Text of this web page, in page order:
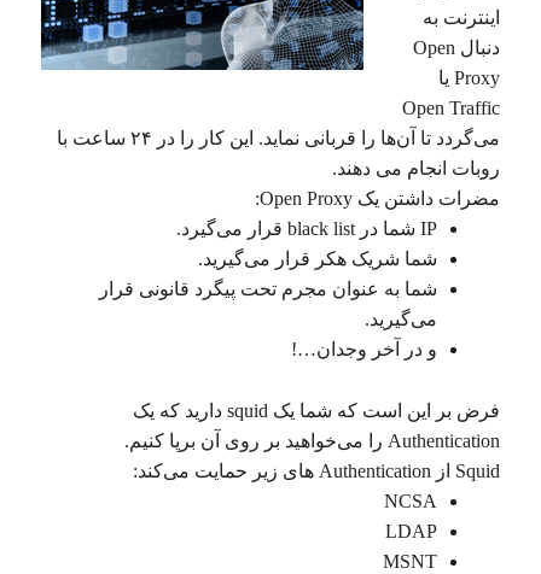
اینترنت به
دنبال Open
Proxy یا
Open Traffic
می‌گردد تا آن‌ها را قربانی نماید. این کار را در ۲۴ ساعت با
روبات انجام می دهند.
مضرات داشتن یک Open Proxy:
IP شما در black list قرار می‌گیرد.
شما شریک هکر قرار می‌گیرید.
شما به عنوان مجرم تحت پیگرد قانونی قرار
می‌گیرید.
و در آخر وجدان…!
فرض بر این است که شما یک squid دارید که یک
Authentication را می‌خواهید بر روی آن برپا کنیم.
Squid از Authentication های زیر حمایت می‌کند:
NCSA
LDAP
MSNT